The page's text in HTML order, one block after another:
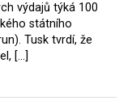
výdajů týká 100
státního
Tusk tvrdí, že
[…]